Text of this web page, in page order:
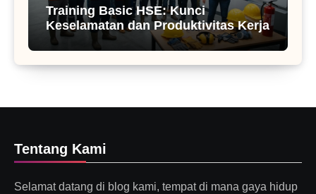
Training Basic HSE: Kunci
Keselamatan dan Produktivitas Kerja
Tentang Kami
Selamat datang di blog kami, tempat di mana gaya hidup